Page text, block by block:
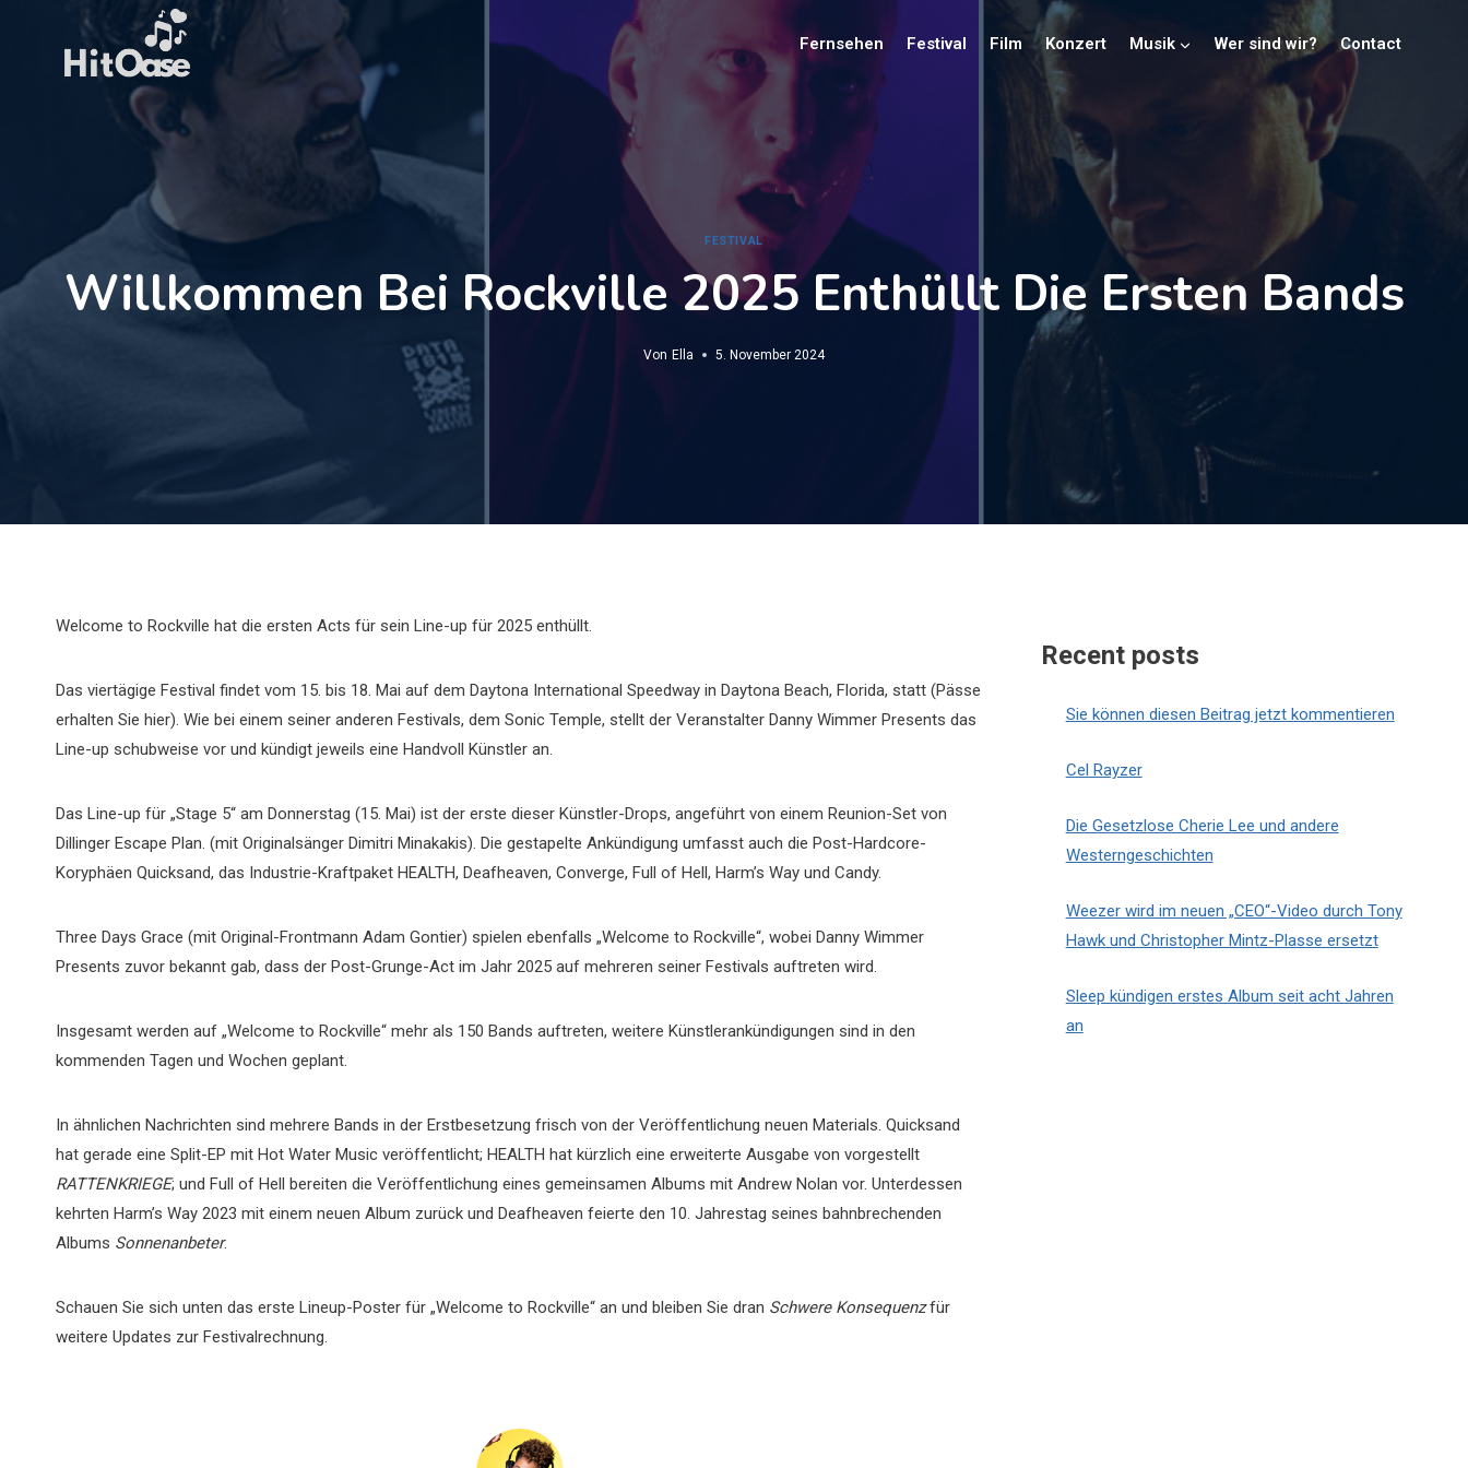
Fernsehen Festival Film Konzert Musik Wer sind wir? Contact
FESTIVAL
Willkommen Bei Rockville 2025 Enthüllt Die Ersten Bands
Von Ella 5. November 2024
Welcome to Rockville hat die ersten Acts für sein Line-up für 2025 enthüllt.
Das viertägige Festival findet vom 15. bis 18. Mai auf dem Daytona International Speedway in Daytona Beach, Florida, statt (Pässe
erhalten Sie hier). Wie bei einem seiner anderen Festivals, dem Sonic Temple, stellt der Veranstalter Danny Wimmer Presents das
Line-up schubweise vor und kündigt jeweils eine Handvoll Künstler an.
Das Line-up für „Stage 5“ am Donnerstag (15. Mai) ist der erste dieser Künstler-Drops, angeführt von einem Reunion-Set von
Dillinger Escape Plan. (mit Originalsänger Dimitri Minakakis). Die gestapelte Ankündigung umfasst auch die Post-Hardcore-
Koryphäen Quicksand, das Industrie-Kraftpaket HEALTH, Deafheaven, Converge, Full of Hell, Harm’s Way und Candy.
Three Days Grace (mit Original-Frontmann Adam Gontier) spielen ebenfalls „Welcome to Rockville“, wobei Danny Wimmer
Presents zuvor bekannt gab, dass der Post-Grunge-Act im Jahr 2025 auf mehreren seiner Festivals auftreten wird.
Insgesamt werden auf „Welcome to Rockville“ mehr als 150 Bands auftreten, weitere Künstlerankündigungen sind in den
kommenden Tagen und Wochen geplant.
In ähnlichen Nachrichten sind mehrere Bands in der Erstbesetzung frisch von der Veröffentlichung neuen Materials. Quicksand
hat gerade eine Split-EP mit Hot Water Music veröffentlicht; HEALTH hat kürzlich eine erweiterte Ausgabe von vorgestellt
RATTENKRIEGE; und Full of Hell bereiten die Veröffentlichung eines gemeinsamen Albums mit Andrew Nolan vor. Unterdessen
kehrten Harm’s Way 2023 mit einem neuen Album zurück und Deafheaven feierte den 10. Jahrestag seines bahnbrechenden
Albums Sonnenanbeter.
Schauen Sie sich unten das erste Lineup-Poster für „Welcome to Rockville“ an und bleiben Sie dran Schwere Konsequenzfür
weitere Updates zur Festivalrechnung.
Recent posts
Sie können diesen Beitrag jetzt kommentieren
Cel Rayzer
Die Gesetzlose Cherie Lee und andere
Westerngeschichten
Weezer wird im neuen „CEO“-Video durch Tony
Hawk und Christopher Mintz-Plasse ersetzt
Sleep kündigen erstes Album seit acht Jahren
an